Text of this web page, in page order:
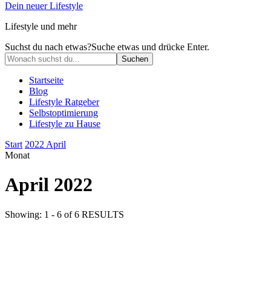
Dein neuer Lifestyle
Lifestyle und mehr
Suchst du nach etwas?Suche etwas und drücke Enter.
Startseite
Blog
Lifestyle Ratgeber
Selbstoptimierung
Lifestyle zu Hause
Start 2022 April
Monat
April 2022
Showing: 1 - 6 of 6 RESULTS